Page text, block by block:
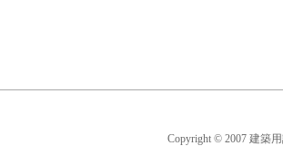
Copyright © 2007 建築用